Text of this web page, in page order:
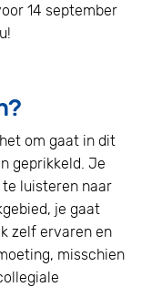
14 september
om gaat in dit
geprikkeld. Je
luisteren naar
je gaat
zelf ervaren en
misschien